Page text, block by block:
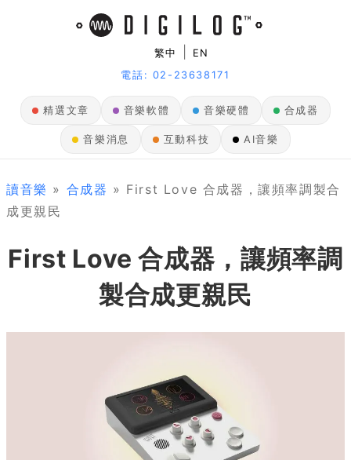
繁中
EN
電話: 02-23638171
精選文章 音樂軟體 音樂硬體 合成器
音樂消息 互動科技 AI音樂
讀音樂 » 合成器 » First Love 合成器，讓頻率調製合
成更親民
First Love 合成器，讓頻率調
製合成更親民